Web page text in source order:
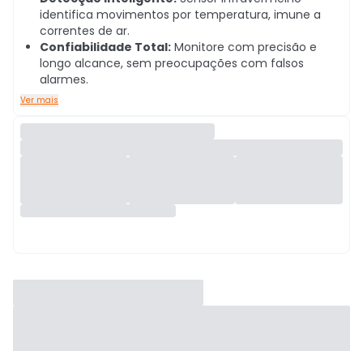
identifica movimentos por temperatura, imune a
correntes de ar.
Confiabilidade Total: Monitore com precisão e
longo alcance, sem preocupações com falsos
alarmes.
Ver mais